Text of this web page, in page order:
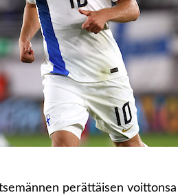
perättäisen voittonsa